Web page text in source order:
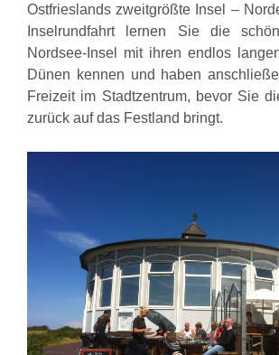
Ostfrieslands zweitgrößte Insel –
Inselrundfahrt lernen Sie die
Nordsee-Insel mit ihren endlos
Dünen kennen und haben
Freizeit im Stadtzentrum, bevor Sie
zurück auf das Festland bringt.